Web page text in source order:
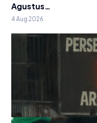
Agustus…
4 Aug 2026